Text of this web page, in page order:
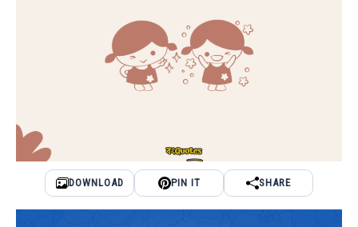
DOWNLOAD PIN IT SHARE